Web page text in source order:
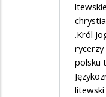
.Król
polsku